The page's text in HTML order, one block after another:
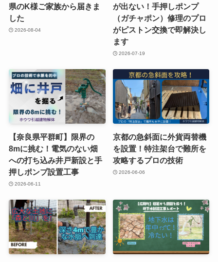
県のK様ご家族から届きま
した
2026-08-04
が出ない！手押しポンプ
（ガチャポン）修理のプロ
がピストン交換で即解決し
ます
2026-07-19
【奈良県平群町】限界の
8mに挑む！電気のない畑
への打ち込み井戸新設と手
押しポンプ設置工事
2026-06-11
京都の急斜面に外貨両替機
を設置！特注架台で難所を
攻略するプロの技術
2026-06-06